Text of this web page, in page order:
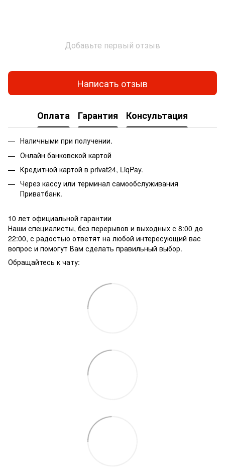
Добавьте первый отзыв
Написать отзыв
Оплата Гарантия Консультация
Наличными при получении.
Онлайн банковской картой
Кредитной картой в privat24, LiqPay.
Через кассу или терминал самообслуживания
Приватбанк.
10 лет официальной гарантии
Наши специалисты, без перерывов и выходных с 8:00 до
22:00, с радостью ответят на любой интересующий вас
вопрос и помогут Вам сделать правильный выбор.
Обращайтесь к чату: